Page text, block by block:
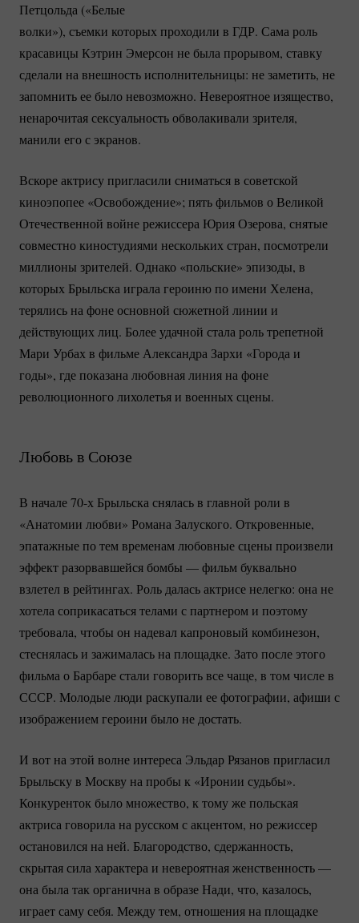
Петцольда («Белые
волки»), съемки которых проходили в ГДР. Сама роль
красавицы Кэтрин Эмерсон не была прорывом, ставку
сделали на внешность исполнительницы: не заметить, не
запомнить ее было невозможно. Невероятное изящество,
ненарочитая сексуальность обволакивали зрителя,
манили его с экранов.
Вскоре актрису пригласили сниматься в советской
киноэпопее «Освобождение»; пять фильмов о Великой
Отечественной войне режиссера Юрия Озерова, снятые
совместно киностудиями нескольких стран, посмотрели
миллионы зрителей. Однако «польские» эпизоды, в
которых Брыльска играла героиню по имени Хелена,
терялись на фоне основной сюжетной линии и
действующих лиц. Более удачной стала роль трепетной
Мари Урбах в фильме Александра Зархи «Города и
годы», где показана любовная линия на фоне
революционного лихолетья и военных сцены.
Любовь в Союзе
В начале 70-х Брыльска снялась в главной роли в
«Анатомии любви» Романа Залуского. Откровенные,
эпатажные по тем временам любовные сцены произвели
эффект разорвавшейся бомбы — фильм буквально
взлетел в рейтингах. Роль далась актрисе нелегко: она не
хотела соприкасаться телами с партнером и поэтому
требовала, чтобы он надевал капроновый комбинезон,
стеснялась и зажималась на площадке. Зато после этого
фильма о Барбаре стали говорить все чаще, в том числе в
СССР. Молодые люди раскупали ее фотографии, афиши с
изображением героини было не достать.
И вот на этой волне интереса Эльдар Рязанов пригласил
Брыльску в Москву на пробы к «Иронии судьбы».
Конкуренток было множество, к тому же польская
актриса говорила на русском с акцентом, но режиссер
остановился на ней. Благородство, сдержанность,
скрытая сила характера и невероятная женственность —
она была так органична в образе Нади, что, казалось,
играет саму себя. Между тем, отношения на площадке